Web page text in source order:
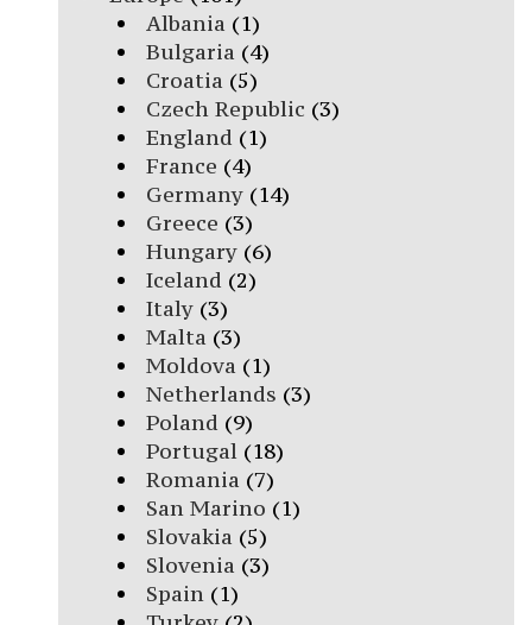
Albania (1)
Bulgaria (4)
Croatia (5)
Czech Republic (3)
England (1)
France (4)
Germany(14)
Greece (3)
Hungary(6)
Iceland (2)
Italy(3)
Malta (3)
Moldova (1)
Netherlands (3)
Poland (9)
Portugal(18)
Romania (7)
San Marino (1)
Slovakia (5)
Slovenia (3)
Spain(1)